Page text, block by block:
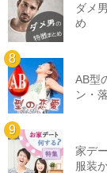
ダメ
め
AB型
ン・
家デ
服装